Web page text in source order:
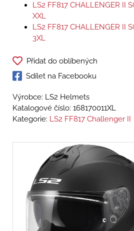
LS2 FF817 CHALLENGER II
XXL
LS2 FF817 CHALLENGER II
3XL
Přidat do oblíbených
Sdílet na Facebooku
Výrobce: LS2 Helmets
Katalogové číslo: 168170011XL
Kategorie: LS2 FF817 Challenger II